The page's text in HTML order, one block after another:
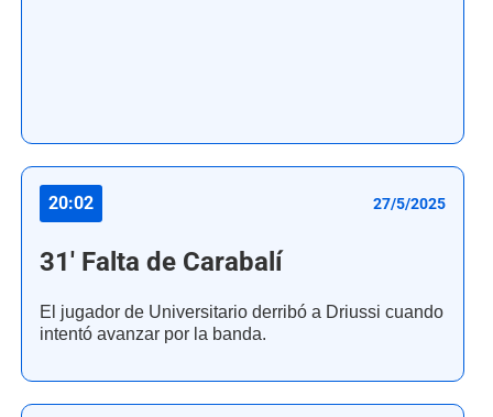
20:02 27/5/2025
31' Falta de Carabalí
El jugador de Universitario derribó a Driussi cuando
intentó avanzar por la banda.